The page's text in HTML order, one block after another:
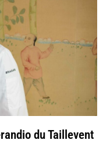
du Taillevent